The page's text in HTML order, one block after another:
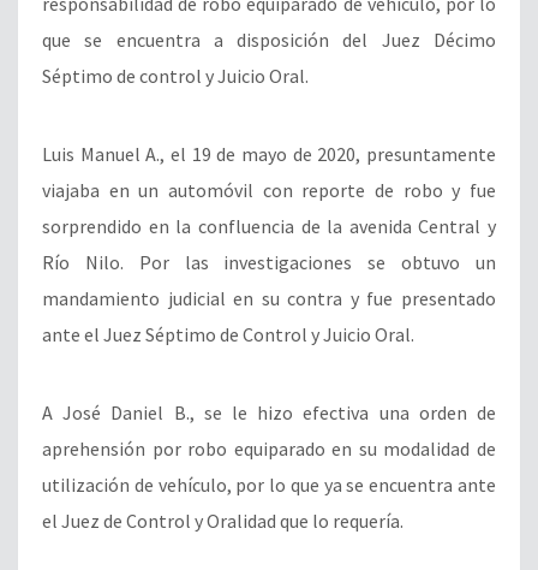
que se encuentra a disposición del Juez Décimo
Séptimo de control y Juicio Oral.
Luis Manuel A., el 19 de mayo de 2020, presuntamente
viajaba en un automóvil con reporte de robo y fue
sorprendido en la confluencia de la avenida Central y
Río Nilo. Por las investigaciones se obtuvo un
mandamiento judicial en su contra y fue presentado
ante el Juez Séptimo de Control y Juicio Oral.
A José Daniel B., se le hizo efectiva una orden de
aprehensión por robo equiparado en su modalidad de
utilización de vehículo, por lo que ya se encuentra ante
el Juez de Control y Oralidad que lo requería.